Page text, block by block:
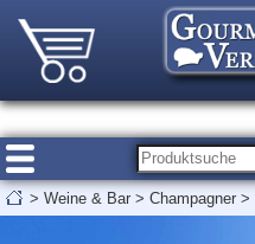
> Weine & Bar > Champagner >